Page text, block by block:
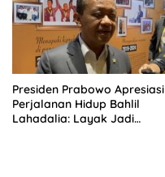
Presiden Prabowo Apresiasi
Perjalanan Hidup Bahlil
Lahadalia: Layak Jadi